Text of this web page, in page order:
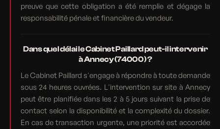
preuve que cette obligation a été remplie et dégage la
responsabilité pénale et financière du vendeur.
Dans quel délai le Cabinet Paillard peut-il intervenir
à Annecy (74000) ?
Le Cabinet Paillard s'engage à répondre à toute demande
sous 24 heures ouvrées. L'intervention sur site à Annecy
peut être planifiée dans les 2 à 5 jours suivant la prise de
contact selon la disponibilité et la complexité du dossier.
En cas de transaction urgente, une priorité est accordée